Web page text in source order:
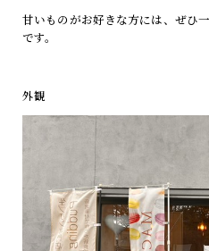
甘いものがお好きな方には、ぜひ
です。
外観